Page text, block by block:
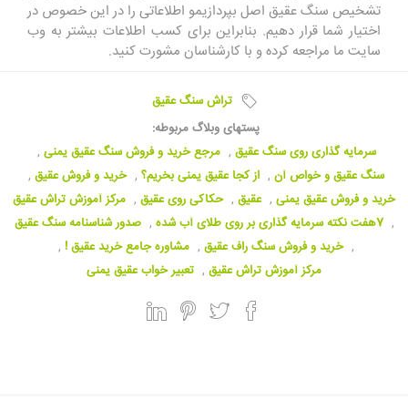
تشخیص سنگ عقیق اصل بپردازیمو اطلاعاتی را در این خصوص در
اختیار شما قرار دهیم. بنابراین برای کسب اطلاعات بیشتر به وب
سایت ما مراجعه کرده و با کارشناسان مشورت کنید.
تراش سنگ عقیق
پستهای وبلاگ مربوطه:
سرمایه گذاری روی سنگ عقیق , مرجع خرید و فروش سنگ عقیق یمنی ,
سنگ عقیق و خواص آن , از کجا عقیق یمنی بخریم؟ , خرید و فروش عقیق ,
خرید و فروش عقیق یمنی , عقیق , حکاکی روی عقیق , مرکز آموزش تراش عقیق
, 7هفت نکته سرمایه گذاری بر روی طلای آب شده , صدور شناسنامه سنگ عقیق
, خرید و فروش سنگ راف عقیق , مشاوره جامع خرید عقیق ! ,
مرکز آموزش تراش عقیق , تعبیر خواب عقیق یمنی